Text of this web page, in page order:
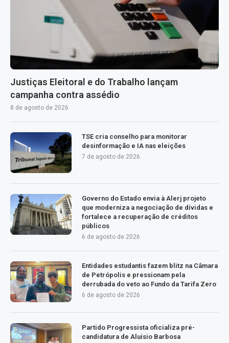
Justiças Eleitoral e do Trabalho lançam
campanha contra assédio
8 de agosto de 2026
TSE cria conselho para monitorar
desinformação e IA nas eleições
7 de agosto de 2026
Governo do Estado envia à Alerj projeto
que moderniza a negociação de dívidas e
fortalece a recuperação de créditos
públicos
6 de agosto de 2026
Entidades estudantis fazem blitz na Câmara
de Petrópolis e pressionam pela
derrubada do veto ao Fundo da Tarifa Zero
6 de agosto de 2026
Partido Progressista oficializa pré-
candidatura de Aluísio Barbosa